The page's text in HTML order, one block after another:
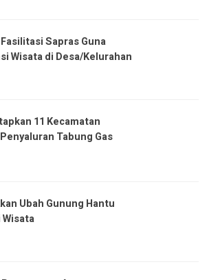
Sapras Guna
Wisata di Desa/Kelurahan
11 Kecamatan
Tabung Gas
Ubah Gunung Hantu